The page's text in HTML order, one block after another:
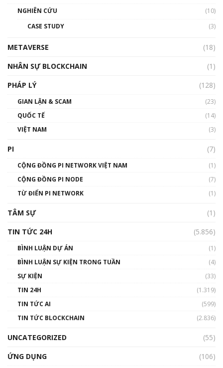
01:32:59
gió ấm
Talkshow 14: MemeCoin – Trò đùa tỷ đô
01:29:26
NGHIÊN CỨU
(10)
CASE STUDY
(3)
METAVERSE
(18)
NHÂN SỰ BLOCKCHAIN
(1)
PHÁP LÝ
(128)
GIAN LẬN & SCAM
(23)
QUỐC TẾ
(14)
VIỆT NAM
(3)
PI (7)
CỘNG ĐỒNG PI NETWORK VIỆT NAM
(1)
CỘNG ĐỒNG PI NODE
(7)
TỪ ĐIỂN PI NETWORK
(1)
TÂM SỰ
(1)
TIN TỨC 24H
(5.856)
BÌNH LUẬN DỰ ÁN
(1)
BÌNH LUẬN SỰ KIỆN TRONG TUẦN
(4)
SỰ KIỆN
(33)
TIN 24H
(1.319)
TIN TỨC AI
(599)
TIN TỨC BLOCKCHAIN
(2.836)
UNCATEGORIZED
(55)
ỨNG DỤNG
(106)